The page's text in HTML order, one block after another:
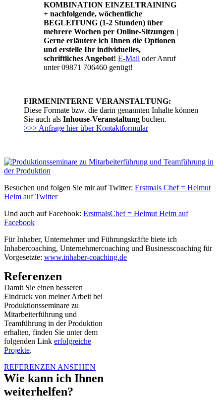
KOMBINATION EINZELTRAINING
+ nachfolgende, wöchentliche
BEGLEITUNG (1-2 Stunden) über
mehrere Wochen per Online-Sitzungen |
Gerne erläutere ich Ihnen die Optionen
und erstelle Ihr individuelles,
schriftliches Angebot! E-Mail oder Anruf
unter 09871 706460 genügt!
FIRMENINTERNE VERANSTALTUNG:
Diese Formate bzw. die darin genannten Inhalte können
Sie auch als Inhouse-Veranstaltung buchen.
>>> Anfrage hier über Kontaktformular
Besuchen und folgen Sie mir auf Twitter: Erstmals Chef = Helmut
Heim auf Twitter
Und auch auf Facebook: ErstmalsChef = Helmut Heim auf
Facebook
Für Inhaber, Unternehmer und Führungskräfte biete ich
Inhabercoaching, Unternehmercoaching und Businesscoaching für
Vorgesetzte: www.inhaber-coaching.de
Referenzen
Damit Sie einen besseren
Eindruck von meiner Arbeit bei
Produktionsseminare zu
Mitarbeiterführung und
Teamführung in der Produktion
erhalten, finden Sie unter dem
folgenden Link erfolgreiche
Projekte.
REFERENZEN ANSEHEN
Wie kann ich Ihnen
weiterhelfen?